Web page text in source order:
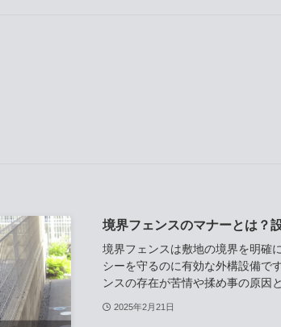
境界フェンスのマナーとは？
境界フェンスは敷地の境界を明確
シーを守るのに有効な外構設備で
ンスの存在が苦情や揉め事の原因
2025年2月21日